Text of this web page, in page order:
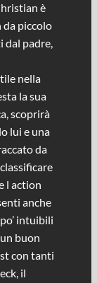
è
da piccolo
dal padre,
nella
la sua
scoprirà
lui e una
da
l action
anche
intuibili
buon
con tanti
il